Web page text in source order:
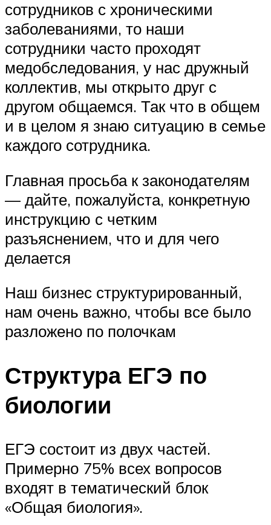
сотрудников с хроническими
заболеваниями, то наши
сотрудники часто проходят
медобследования, у нас дружный
коллектив, мы открыто друг с
другом общаемся. Так что в общем
и в целом я знаю ситуацию в семье
каждого сотрудника.
Главная просьба к законодателям
— дайте, пожалуйста, конкретную
инструкцию с четким
разъяснением, что и для чего
делается
Наш бизнес структурированный,
нам очень важно, чтобы все было
разложено по полочкам
Структура ЕГЭ по
биологии
ЕГЭ состоит из двух частей.
Примерно 75% всех вопросов
входят в тематический блок
«Общая биология».